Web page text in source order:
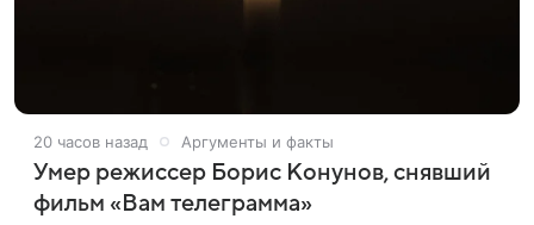
20 часов назад Аргументы и факты
Умер режиссер Борис Конунов, снявший
фильм «Вам телеграмма»